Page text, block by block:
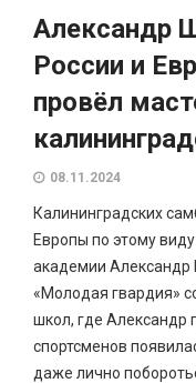
Александр
России и
провёл
08.11.2024
Калининградских
Европы по этому
академии
«Молодая гвардия»
школ, где Александр
спортсменов
даже лично